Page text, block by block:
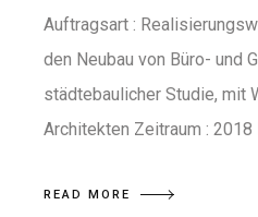
Auftragsart :
den Neubau von Büro- und
städtebaulicher Studie, mit
Architekten Zeitraum : 2018
READ MORE